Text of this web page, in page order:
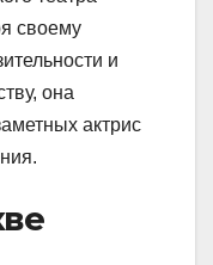
своему
и
она
актрис